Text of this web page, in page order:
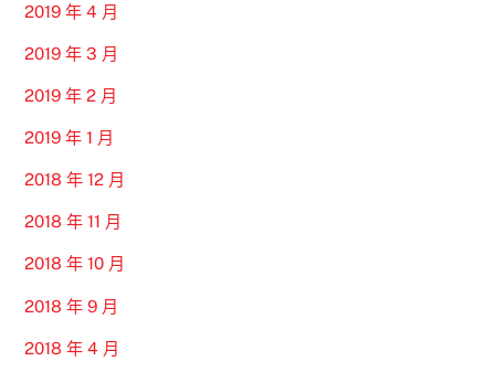
2019 年 4 月
2019 年 3 月
2019 年 2 月
2019 年 1 月
2018 年 12 月
2018 年 11 月
2018 年 10 月
2018 年 9 月
2018 年 4 月